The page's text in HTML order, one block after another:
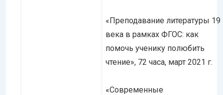
«Преподавание литературы 19
века в рамках ФГОС: как
помочь ученику полюбить
чтение», 72 часа, март 2021 г.
«Современные